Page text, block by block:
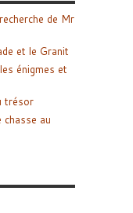
de Mr
et le Granit
énigmes et
trésor
chasse au